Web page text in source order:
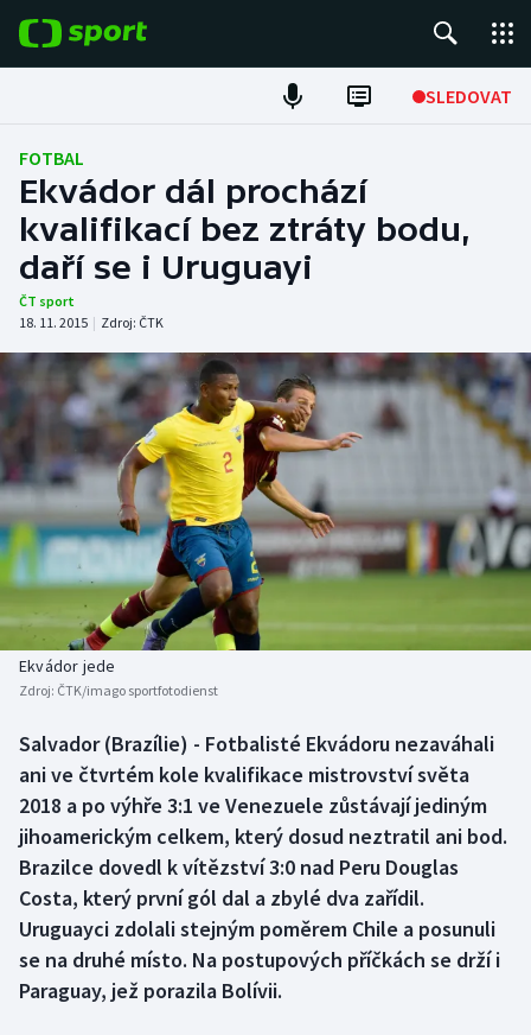
SLEDOVAT
Fotbal
Hokej
Tenis
Atletika
Cyklistika
DALŠÍ SPORTY
Americký fotbal
Baseball a softbal
Basketbal
Biatlon
Box
Curling
Dostihy
Florbal
Futsal
NEPŘEHLÉDNĚTE
Soutěže
Historické návraty
Aplikace ČT sport
FOTBAL
Ekvádor dál prochází
kvalifikací bez ztráty bodu,
daří se i Uruguayi
ČT sport
18. 11. 2015 | Zdroj: ČTK
Ekvádor jede
Zdroj: ČTK/imago sportfotodienst
Salvador (Brazílie) - Fotbalisté Ekvádoru nezaváhali
ani ve čtvrtém kole kvalifikace mistrovství světa
2018 a po výhře 3:1 ve Venezuele zůstávají jediným
jihoamerickým celkem, který dosud neztratil ani bod.
Brazilce dovedl k vítězství 3:0 nad Peru Douglas
Costa, který první gól dal a zbylé dva zařídil.
Uruguayci zdolali stejným poměrem Chile a posunuli
se na druhé místo. Na postupových příčkách se drží i
Paraguay, jež porazila Bolívii.